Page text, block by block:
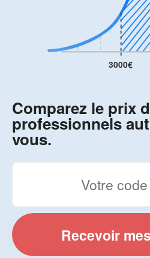
3000€
Comparez le prix
professionnels
vous.
Recevoir